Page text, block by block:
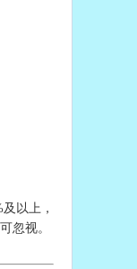
及以上 ，
忽视。